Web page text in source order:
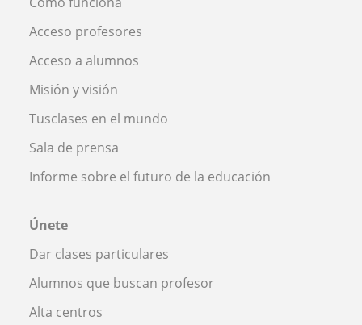
Acceso profesores
Acceso a alumnos
Misión y visión
Tusclases en el mundo
Sala de prensa
Informe sobre el futuro de la educación
Únete
Dar clases particulares
Alumnos que buscan profesor
Alta centros